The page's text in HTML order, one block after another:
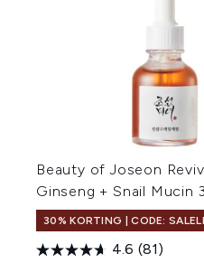
Beauty of Joseon
Ginseng + Snail Mucin
30% KORTING | CODE:
4.6 (81)